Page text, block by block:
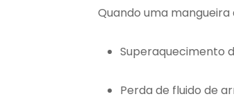
Quando uma
Superaquecimento
Perda de fluido de